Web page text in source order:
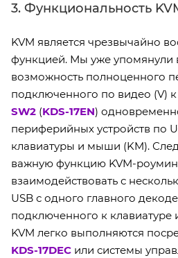
3. Функциональность
KVM является чрезвычайно
функцией. Мы уже упомянули
возможность полноценного
подключенного по видео (V)
SW2 (KDS-17EN)
периферийных устройств по
клавиатуры и мыши (KM).
важную функцию KVM-
взаимодействовать с
USB с одного главного
подключенного к
KVM легко выполняются
KDS-17DEC или системы